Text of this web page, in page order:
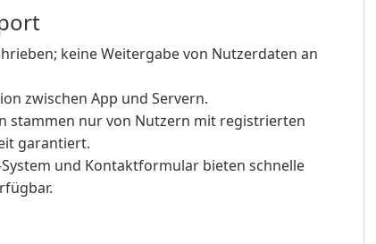
keine Weitergabe von Nutzerdaten an
zwischen App und Servern.
stammen nur von Nutzern mit registrierten
garantiert.
und Kontaktformular bieten schnelle